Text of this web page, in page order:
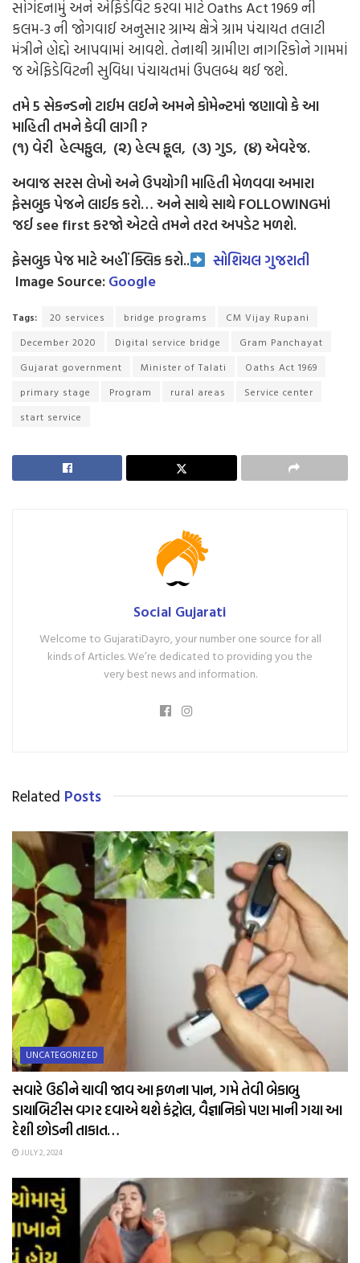
સોગંદનામું અને એફિડેવિટ કરવા માટે Oaths Act 1969 ની
કલમ-3 ની જોગવાઈ અનુસાર ગ્રામ્ય ક્ષેત્રે ગ્રામ પંચાયત તલાટી
મંત્રીને હોદ્દો આપવામાં આવશે. તેનાથી ગ્રામીણ નાગરિકોને ગામમાં
જ એફિડેવિટની સુવિધા પંચાયતમાં ઉપલબ્ધ થઈ જશે.
તમે 5 સેકન્ડનો ટાઈમ લઈને અમને કોમેન્ટમાં જણાવો કે આ
માહિતી તમને કેવી લાગી ?
(૧) વેરી હેલ્પફુલ, (૨) હેલ્પ ફૂલ, (૩) ગુડ, (૪) એવરેજ.
અવાજ સરસ લેખો અને ઉપયોગી માહિતી મેળવવા અમારા
ફેસબુક પેજને લાઈક કરો… અને સાથે સાથે FOLLOWINGમાં
જઈ see first કરજો એટલે તમને તરત અપડેટ મળશે.
ફેસબુક પેજ માટે અહીં ક્લિક કરો..
સોશિયલ ગુજરાતી
Image Source:Google
Tags: 20 services bridge programs
CM Vijay Rupani
December 2020
Digital service bridge
Gram Panchayat
Gujarat government
Minister of Talati
Oaths Act 1969
primary stage
Program rural areas
Service center
start service
Social Gujarati
Welcome to GujaratiDayro, your number one source for all
kinds of Articles. We’re dedicated to providing you the
very best news and information.
Related Posts
UNCATEGORIZED
સવારે ઉઠીને ચાવી જાવ આ ફળના પાન, ગમે તેવી બેકાબુ
ડાયાબિટીસ વગર દવાએ થશે કંટ્રોલ, વૈજ્ઞાનિકો પણ માની ગયા આ
દેશી છોડની તાકાત…
JULY 2, 2024